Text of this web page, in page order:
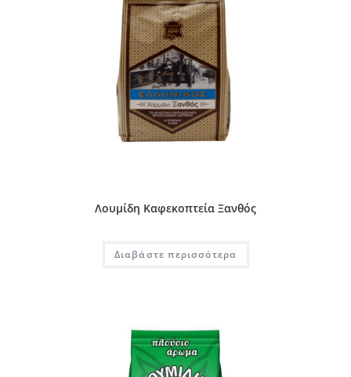
Λουμίδη Καφεκοπτεία Ξανθός
Διαβάστε περισσότερα